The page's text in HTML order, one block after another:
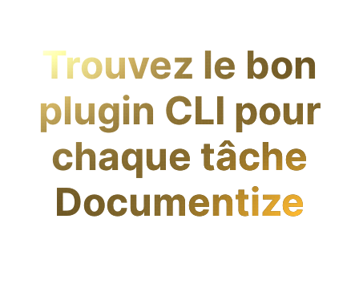
Trouvez le bon
plugin CLI pour
chaque tâche
Documentize